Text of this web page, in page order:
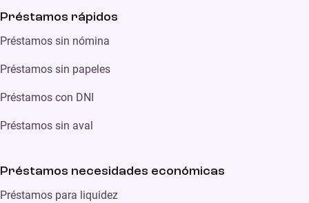
Préstamos rápidos
Préstamos sin nómina
Préstamos sin papeles
Préstamos con DNI
Préstamos sin aval
Préstamos necesidades económicas
Préstamos para liquidez